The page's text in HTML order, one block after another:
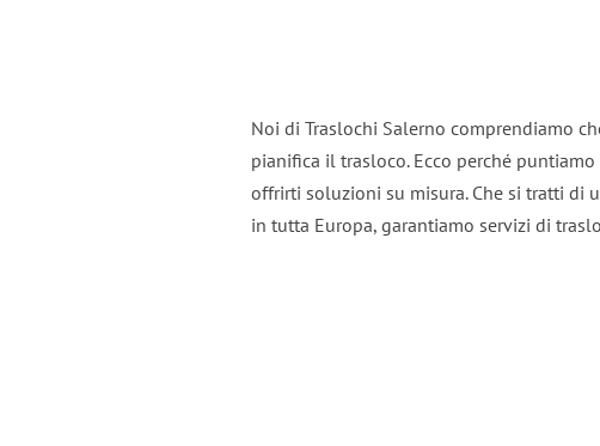
Noi di Traslochi Salerno comprendiamo
pianifica il trasloco. Ecco perché
offrirti soluzioni su misura. Che si tratti di
in tutta Europa, garantiamo servizi di